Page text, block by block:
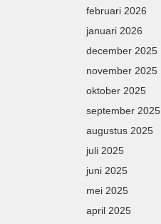
februari 2026
januari 2026
december 2025
november 2025
oktober 2025
september 2025
augustus 2025
juli 2025
juni 2025
mei 2025
april 2025